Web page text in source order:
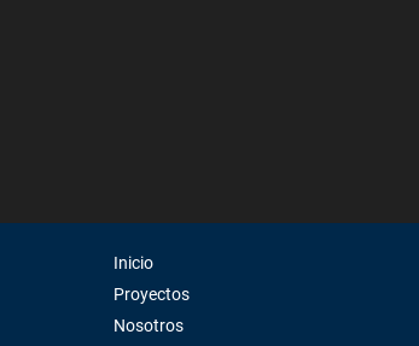
Inicio
Proyectos
Nosotros